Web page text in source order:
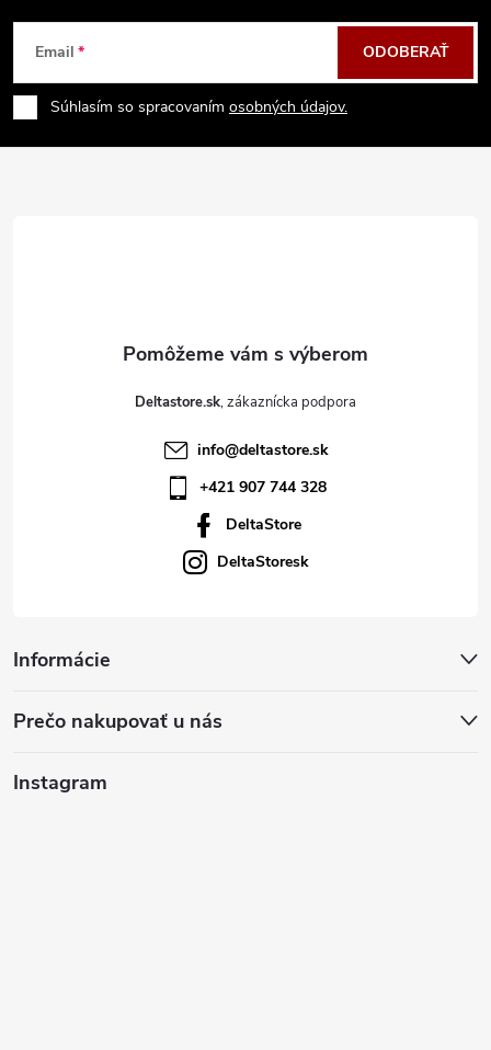
Z
á
p
Email
Súhlasím so spracovaním osobných údajov.
ODOBERAŤ
Deltastore.sk
info@deltastore.sk
+421 907 744 328
DeltaStore
DeltaStoresk
Informácie
Prečo nakupovať u nás
Instagram